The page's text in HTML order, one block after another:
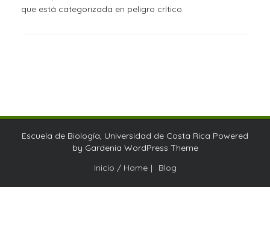
que está categorizada en peligro crítico.
Escuela de Biología, Universidad de Costa Rica Powered
by Gardenia WordPress Theme
Inicio / Home
Blog